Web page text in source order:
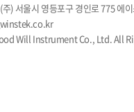
) 서울시 영등포구 경인로 775 에
Will Instrument Co., Ltd. All